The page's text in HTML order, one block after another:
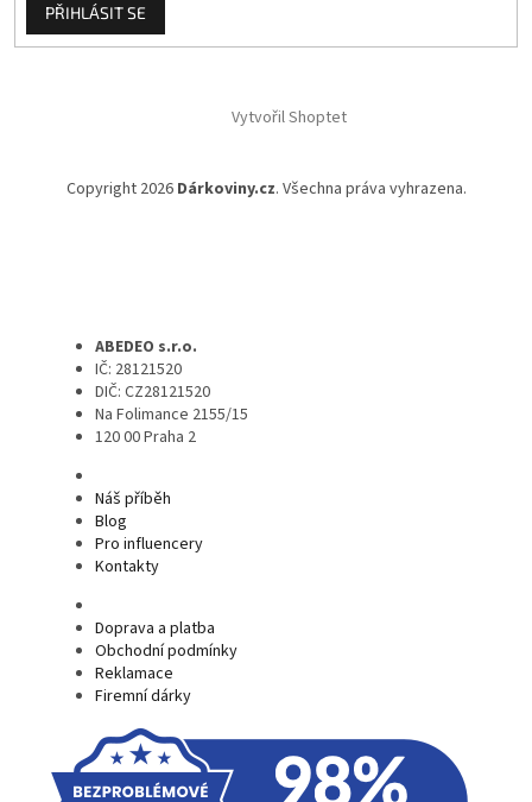
PŘIHLÁSIT SE
Vytvořil Shoptet
Copyright 2026 Dárkoviny.cz. Všechna práva vyhrazena.
ABEDEO s.r.o.
IČ: 28121520
DIČ: CZ28121520
Na Folimance 2155/15
120 00 Praha 2
Náš příběh
Blog
Pro influencery
Kontakty
Doprava a platba
Obchodní podmínky
Reklamace
Firemní dárky